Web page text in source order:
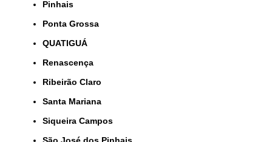
Pinhais
Ponta Grossa
QUATIGUÁ
Renascença
Ribeirão Claro
Santa Mariana
Siqueira Campos